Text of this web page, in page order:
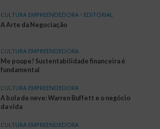
CULTURA EMPREENDEDORA • EDITORIAL
A Arte da Negociação
CULTURA EMPREENDEDORA
Me poupe! Sustentabilidade financeira é
fundamental
CULTURA EMPREENDEDORA
A bola de neve: Warren Buffett e o negócio
da vida
CULTURA EMPREENDEDORA